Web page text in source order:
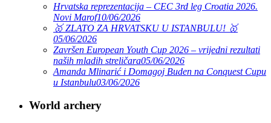
Hrvatska reprezentacija – CEC 3rd leg Croatia 2026.
Novi Marof10/06/2026
🥇 ZLATO ZA HRVATSKU U ISTANBULU! 🥇
05/06/2026
Završen European Youth Cup 2026 – vrijedni rezultati
naših mladih streličara05/06/2026
Amanda Mlinarić i Domagoj Buden na Conquest Cupu
u Istanbulu03/06/2026
World archery